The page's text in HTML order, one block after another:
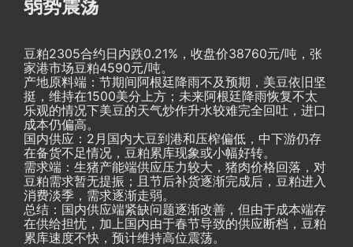
弱势震荡
豆粕2305合约日内跌0.21%，收盘价38760元/吨，张
家港市场豆粕4590元/吨。
产地原料端：节期间阿根廷降雨不及预期，美豆依旧坚
挺，维持在1500美分上方；未来阿根廷降雨恢复不太
乐观的情况下美豆的天气炒作升水较难完全回吐，进口
成本仍偏高。
国内供应：2月国内大豆到港和压榨偏低，中下游仍存
在备货不足情况，豆粕累库现象或小幅好转。
需求端：生猪产能端供应压力较大，猪肉价格回落，对
豆粕需求暂无提振；且节后补货逐渐完成后，豆粕进入
消费淡季，需求逐渐走弱。
总结：国内供应端紧缺问题逐渐改善，但由于成本端存
在供给担忧，加上国内由于春节导致的供应断档，豆粕
累库速度不快，预计维持高位震荡。